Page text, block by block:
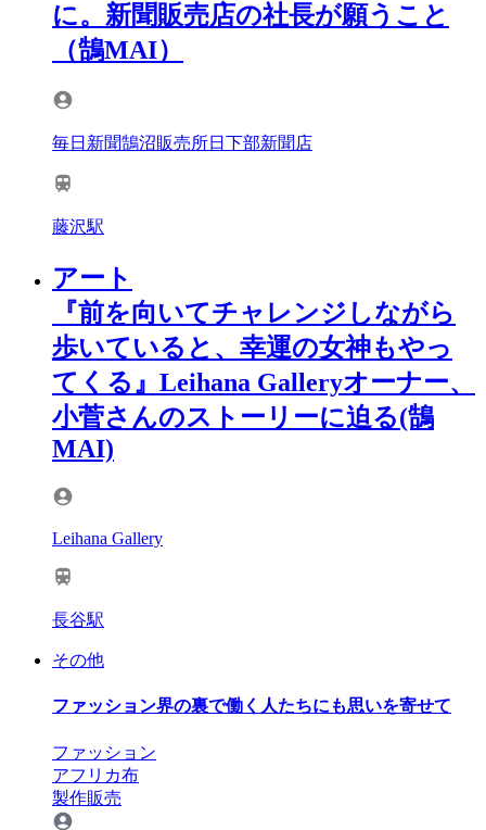
に。新聞販売店の社長が願うこと
（鵠MAI）
毎日新聞鵠沼販売所日下部新聞店
藤沢駅
アート
『前を向いてチャレンジしながら
歩いていると、幸運の女神もやっ
てくる』Leihana Galleryオーナー、
小菅さんのストーリーに迫る(鵠
MAI)
Leihana Gallery
長谷駅
その他
ファッション界の裏で働く人たちにも思いを寄せて
ファッション
アフリカ布
製作販売